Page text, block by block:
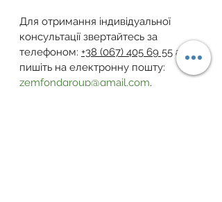
Для отримання індивідуальної
консультації звертайтесь за
телефоном: +38 (067) 405 69 55 або
пишіть на електронну пошту:
zemfondgroup@gmail.com.